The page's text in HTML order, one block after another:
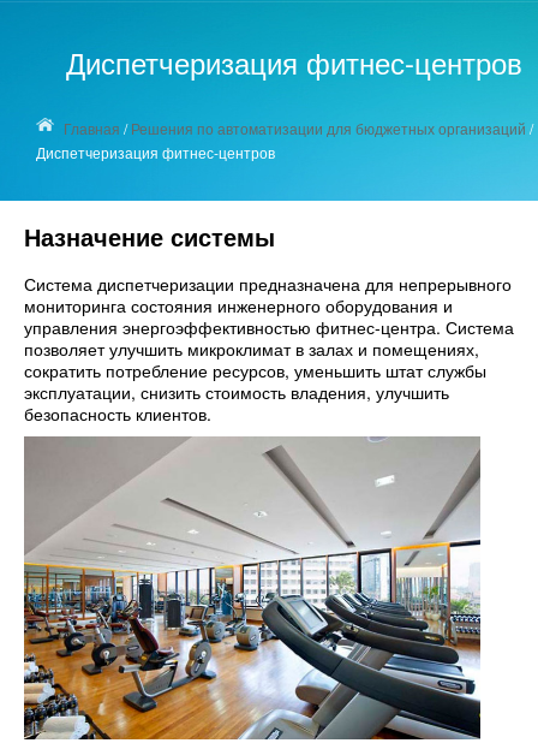
Диспетчеризация фитнес-центров
Главная /Решения по автоматизации для бюджетных организаций /
Диспетчеризация фитнес-центров
Назначение системы
Система диспетчеризации предназначена для непрерывного
мониторинга состояния инженерного оборудования и
управления энергоэффективностью фитнес-центра. Система
позволяет улучшить микроклимат в залах и помещениях,
сократить потребление ресурсов, уменьшить штат службы
эксплуатации, снизить стоимость владения, улучшить
безопасность клиентов.